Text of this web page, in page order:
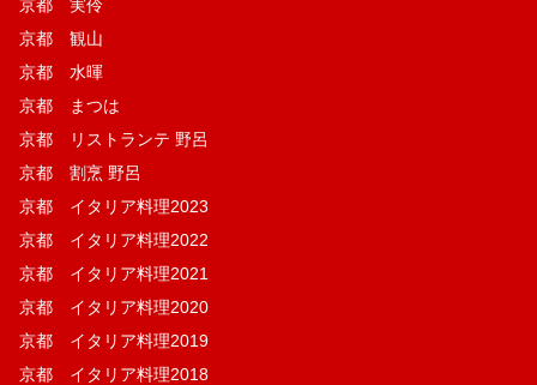
京都 実伶
京都 観山
京都 水暉
京都 まつは
京都 リストランテ 野呂
京都 割烹 野呂
京都 イタリア料理2023
京都 イタリア料理2022
京都 イタリア料理2021
京都 イタリア料理2020
京都 イタリア料理2019
京都 イタリア料理2018